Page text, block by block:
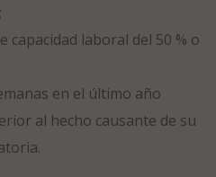
capacidad laboral del 50 % o
en el último año
al hecho causante de su